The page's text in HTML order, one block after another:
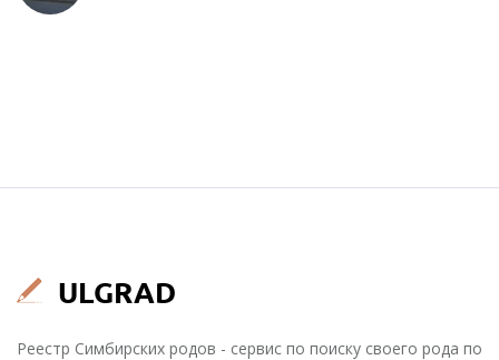
Реестр Симбирских родов - сервис по поиску своего рода по